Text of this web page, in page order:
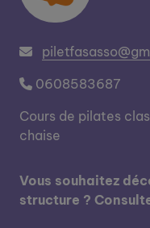
0608583687
Cours de pilates
chaise
Vous souhaitez
structure ?